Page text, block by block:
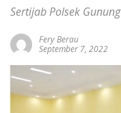
Sertijab Polsek
Fery Berau
September 7, 2022